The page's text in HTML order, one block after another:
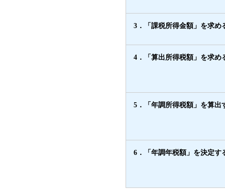
3．「課税所得金額」を求め
4．「算出所得税額」を求め
5．「年調所得税額」を算出
6．「年調年税額」を決定す